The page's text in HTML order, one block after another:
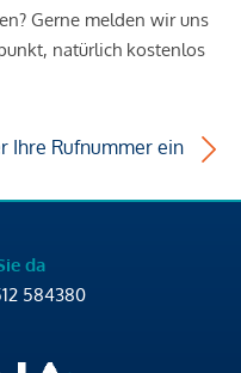
Gerne melden wir uns
natürlich kostenlos
Ihre Rufnummer ein
da
584380